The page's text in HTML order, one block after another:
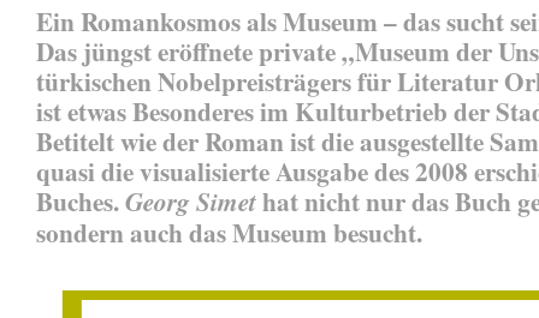
Ein Romankosmos als Museum – das sucht
Das jüngst eröffnete private „Museum der
türkischen Nobelpreisträgers für Literatur
ist etwas Besonderes im Kulturbetrieb der
Betitelt wie der Roman ist die ausgestellte
quasi die visualisierte Ausgabe des 2008
Buches.Georg Simethat nicht nur das Buch
sondern auch das Museum besucht.